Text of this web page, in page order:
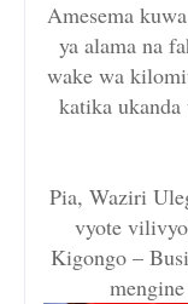
Amesema
ya alama na
wake wa
katika
Pia, Waziri
vyote
Kigongo –